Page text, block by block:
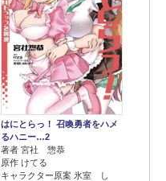
はにとらっ！ 召喚勇者をハメ
るハニー…2
著者 宮社 惣恭
原作 けてる
キャラクター原案 氷室 し